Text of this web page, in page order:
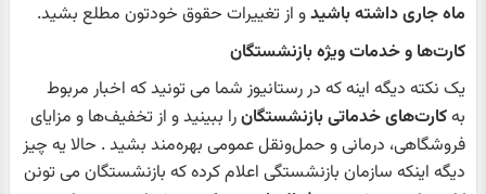
ماه جاری داشته باشیدو از تغییرات حقوق خودتون مطلع بشید.
کارت‌ها و خدمات ویژه بازنشستگان
یک نکته دیگه اینه که در رستانیوز شما می تونید که اخبار مربوط
بهکارت‌های خدماتی بازنشستگانرا ببینید و از تخفیف‌ها و مزایای
فروشگاهی، درمانی و حمل‌ونقل عمومی بهره‌مند بشید . حالا یه چیز
دیگه اینکه سازمان بازنشستگی اعلام کرده که بازنشستگان می تونن